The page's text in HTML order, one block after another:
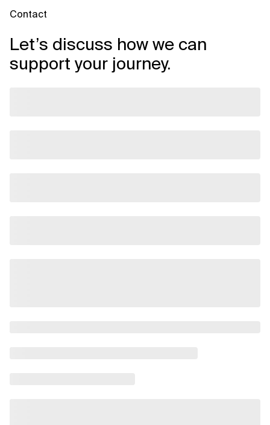
Contact
Let’s discuss how we can
support your journey.